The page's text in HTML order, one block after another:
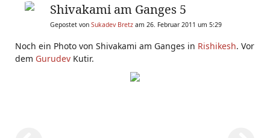
Shivakami am Ganges 5
Gepostet von Sukadev Bretz am 26. Februar 2011 um 5:29
Noch ein Photo von Shivakami am Ganges in Rishikesh. Vor
dem Gurudev Kutir.